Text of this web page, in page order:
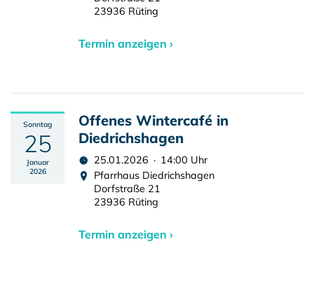
23936 Rüting
Termin anzeigen ›
Sonntag
25
Januar
2026
Offenes Wintercafé in
Diedrichshagen
25.01.2026 · 14:00 Uhr
Pfarrhaus Diedrichshagen
Dorfstraße 21
23936 Rüting
Termin anzeigen ›